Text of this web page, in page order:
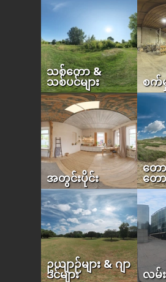
သစ်တော &
သစ်ပင်များ စက်
အတွင်းပိုင်း
တော
တော
ဥယျာဉ်များ & ဂျာ
ဒင်များ လမ်း